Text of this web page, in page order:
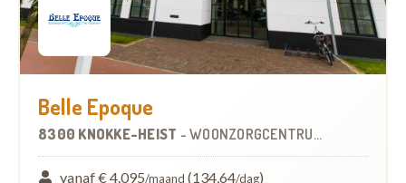
Belle Epoque
8300 KNOKKE-HEIST - WOONZORGCENTRUM (WZC)
vanaf € 4.095/maand (134,64/dag)